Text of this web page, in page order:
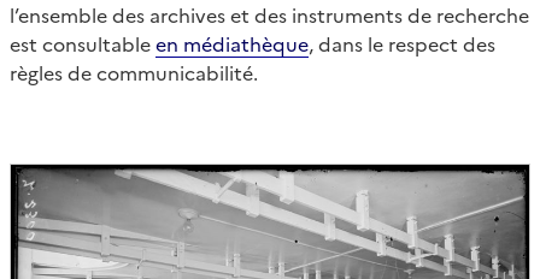
l’ensemble des archives et des instruments de recherche
est consultableen médiathèque, dans le respect des
règles de communicabilité.